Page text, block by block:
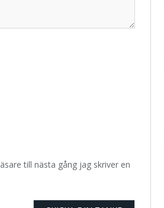
till nästa gång jag skriver en